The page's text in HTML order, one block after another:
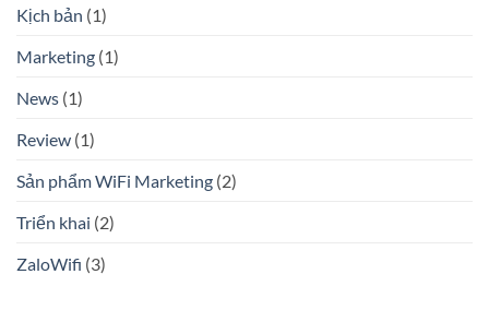
Kịch bản (1)
Marketing (1)
News (1)
Review (1)
Sản phẩm WiFi Marketing (2)
Triển khai (2)
ZaloWifi (3)